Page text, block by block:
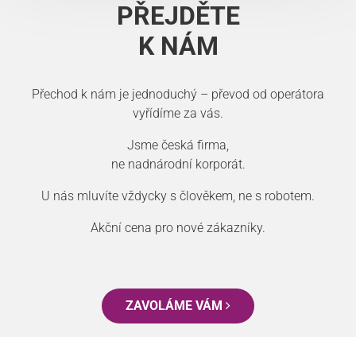
PŘEJDĚTE
K NÁM
Přechod k nám je jednoduchý – převod od operátora
vyřídíme za vás.
Jsme česká firma,
ne nadnárodní korporát.
U nás mluvíte vždycky s člověkem, ne s robotem.
Akční cena pro nové zákazníky.
ZAVOLÁME VÁM